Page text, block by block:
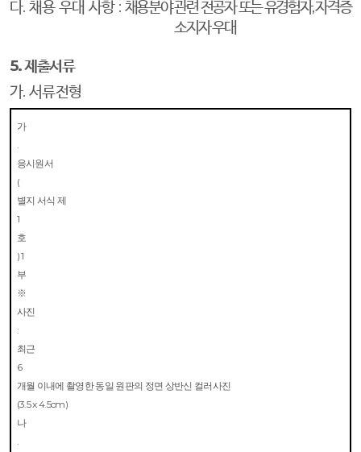
다.채용 우대 사항 : 채용분야 관련 전공자 또는 유경험자,자격증
소지자 우대
5.제출서류
가.서류전형
가
응시원서
(
별지 서식 제
1
호
) 1
부
※
사진
:
최근
6
개월 이내에 촬영한 동일 원판의 정면 상반신 컬러사진
(3.5 x 4.5cm)
나